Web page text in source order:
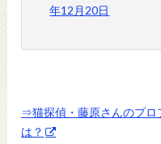
年12月20日
⇒猫探偵・藤原さんのプロ
は？